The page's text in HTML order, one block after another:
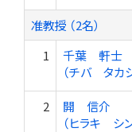
准教授 （2名）
1
千葉 軒士
（チバ タカシ
2
開 信介
（ヒラキ シン